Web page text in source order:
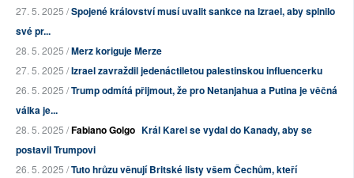
27. 5. 2025 /Spojené království musí uvalit sankce na Izrael, aby splnilo
své pr...
28. 5. 2025 /Merz koriguje Merze
27. 5. 2025 /Izrael zavraždil jedenáctiletou palestinskou influencerku
26. 5. 2025 /Trump odmítá přijmout, že pro Netanjahua a Putina je věčná
válka je...
28. 5. 2025 /Fabiano Golgo Král Karel se vydal do Kanady, aby se
postavil Trumpovi
26. 5. 2025 /Tuto hrůzu věnují Britské listy všem Čechům, kteří